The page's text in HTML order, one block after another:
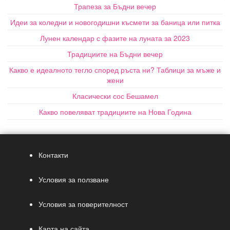
Трапеза за Бъдни вечер
Идеи за коледни и новогодишни късмети за баница или питка
Лунен календар с фазите на луната за 2023
Традициите на Бъдни вечер
Какво е идеалното тегло според ръста ни? Таблици за мъже и
жени
Класически сос Бешамел
Какво повеляват традициите на Нова Година
Контакти
Условия за ползване
Условия за поверителност